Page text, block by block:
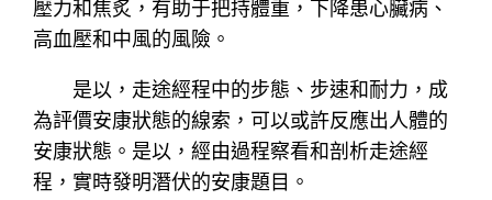
壓力和焦炙，有助于把持體重，下降患心臟病、
高血壓和中風的風險。
是以，走途經程中的步態、步速和耐力，成
為評價安康狀態的線索，可以或許反應出人體的
安康狀態。是以，經由過程察看和剖析走途經
程，實時發明潛伏的安康題目。